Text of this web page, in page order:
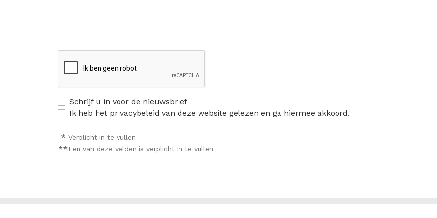
Schrijf u in voor de nieuwsbrief
Ik heb het privacybeleid van deze website gelezen en ga hiermee akkoord.
* Verplicht in te vullen
**Eén van deze velden is verplicht in te vullen